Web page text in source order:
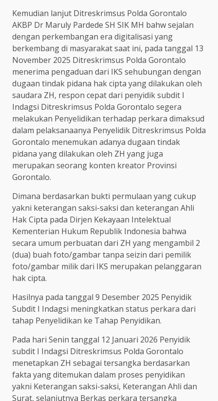
Kemudian lanjut Ditreskrimsus Polda Gorontalo
AKBP Dr Maruly Pardede SH SIK MH bahw sejalan
dengan perkembangan era digitalisasi yang
berkembang di masyarakat saat ini, pada tanggal 13
November 2025 Ditreskrimsus Polda Gorontalo
menerima pengaduan dari IKS sehubungan dengan
dugaan tindak pidana hak cipta yang dilakukan oleh
saudara ZH, respon cepat dari penyidik subdit I
Indagsi Ditreskrimsus Polda Gorontalo segera
melakukan Penyelidikan terhadap perkara dimaksud
dalam pelaksanaanya Penyelidik Ditreskrimsus Polda
Gorontalo menemukan adanya dugaan tindak
pidana yang dilakukan oleh ZH yang juga
merupakan seorang konten kreator Provinsi
Gorontalo.
Dimana berdasarkan bukti permulaan yang cukup
yakni keterangan saksi-saksi dan keterangan Ahli
Hak Cipta pada Dirjen Kekayaan Intelektual
Kementerian Hukum Republik Indonesia bahwa
secara umum perbuatan dari ZH yang mengambil 2
(dua) buah foto/gambar tanpa seizin dari pemilik
foto/gambar milik dari IKS merupakan pelanggaran
hak cipta.
Hasilnya pada tanggal 9 Desember 2025 Penyidik
Subdit I Indagsi meningkatkan status perkara dari
tahap Penyelidikan ke Tahap Penyidikan.
Pada hari Senin tanggal 12 Januari 2026 Penyidik
subdit I Indagsi Ditreskrimsus Polda Gorontalo
menetapkan ZH sebagai tersangka berdasarkan
fakta yang ditemukan dalam proses penyidikan
yakni Keterangan saksi-saksi, Keterangan Ahli dan
Surat, selanjutnya Berkas perkara tersangka